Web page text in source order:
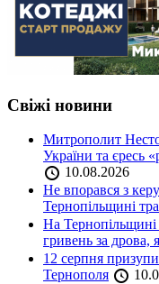
Свіжі новини
Митрополит
України та єресь
10.08.2026
Не впорався з
Тернопільщині
На Тернопільщині
гривень за дрова,
12 серпня
Тернополя